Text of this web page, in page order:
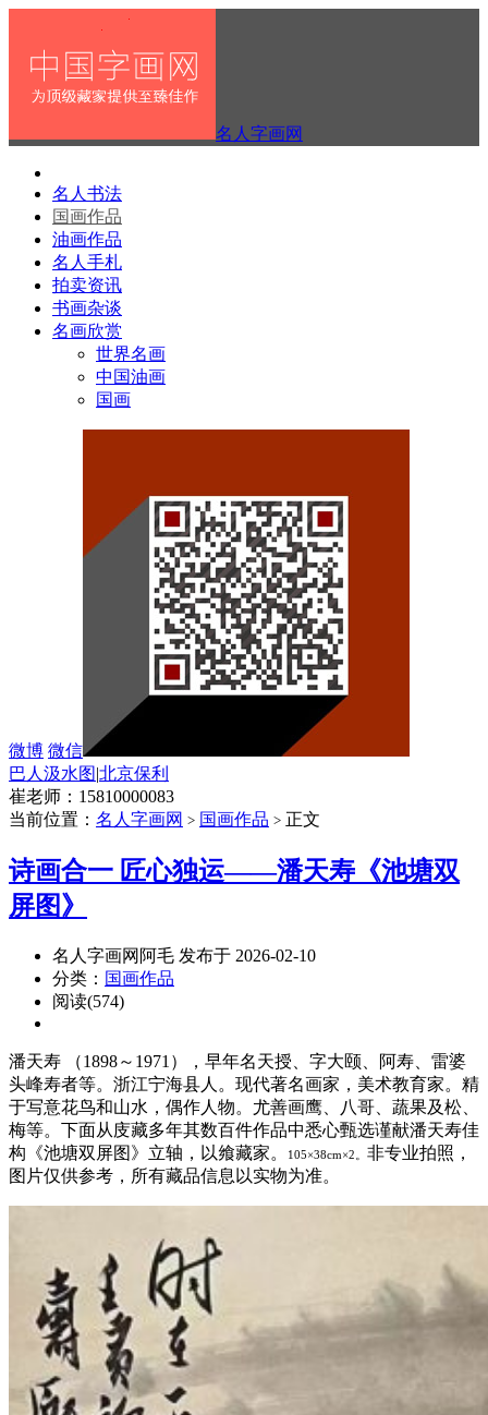
名人字画网
名人书法
国画作品
油画作品
名人手札
拍卖资讯
书画杂谈
名画欣赏
世界名画
中国油画
国画
微博 微信
巴人汲水图|北京保利
崔老师：15810000083
当前位置： 名人字画网 > 国画作品 > 正文
诗画合一 匠心独运——潘天寿《池塘双
屏图》
名人字画网阿毛 发布于 2026-02-10
分类： 国画作品
阅读(574)
潘天寿 （1898～1971），早年名天授、字大颐、阿寿、雷婆
头峰寿者等。浙江宁海县人。现代著名画家，美术教育家。精
于写意花鸟和山水，偶作人物。尤善画鹰、八哥、蔬果及松、
梅等。下面从庋藏多年其数百件作品中悉心甄选谨献潘天寿佳
构《池塘双屏图》立轴，以飨藏家。
105×38cm×2。 非专业拍照，
图片仅供参考，所有藏品信息以实物为准。